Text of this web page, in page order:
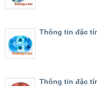
Thông tin đặc
Thông tin đặc